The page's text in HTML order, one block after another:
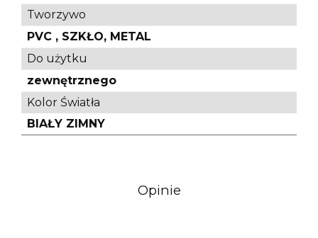
Tworzywo
PVC , SZKŁO, METAL
Do użytku
zewnętrznego
Kolor Światła
BIAŁY ZIMNY
Opinie